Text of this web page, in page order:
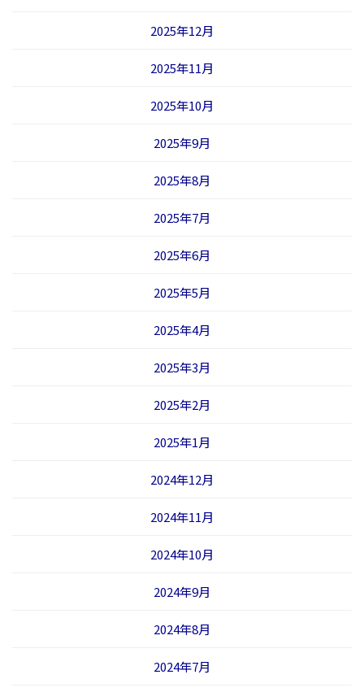
2025年12月
2025年11月
2025年10月
2025年9月
2025年8月
2025年7月
2025年6月
2025年5月
2025年4月
2025年3月
2025年2月
2025年1月
2024年12月
2024年11月
2024年10月
2024年9月
2024年8月
2024年7月